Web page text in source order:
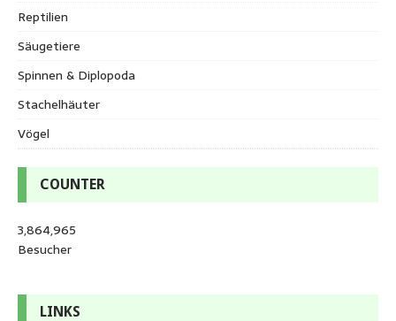
Reptilien
Säugetiere
Spinnen & Diplopoda
Stachelhäuter
Vögel
COUNTER
3,864,965
Besucher
LINKS